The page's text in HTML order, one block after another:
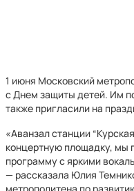
1 июня Московский
с Днем защиты детей. Им
также пригласили на
«Аванзал станции
концертную площадку, мы
программу с яркими
— рассказала Юлия